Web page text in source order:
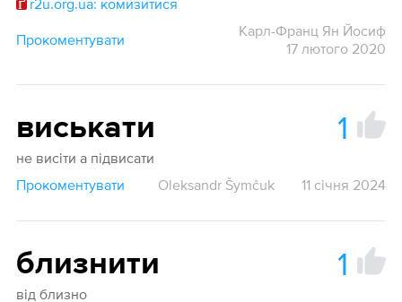
r2u.org.ua: комизитися
Прокоментувати
Карл-Франц Ян Йосиф
17 лютого 2020
виськати 1
не висіти а підвисати
Прокоментувати
Oleksandr Šymčuk 11 січня 2024
близнити 1
від близно